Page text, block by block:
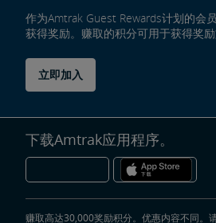
作为Amtrak Guest Rewards计划的会
获得奖励。赚取的积分可用于获得奖励
立即加入
下载Amtrak应用程序。
赚取高达30,000奖励积分。优惠内容不同。